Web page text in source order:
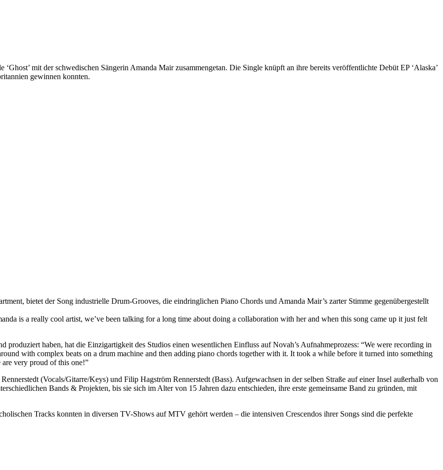
mit der schwedischen Sängerin Amanda Mair zusammengetan. Die Single knüpft an ihre bereits veröffentlichte Debüt EP ‘Alaska’
gewinnen konnten.
bietet der Song industrielle Drum-Grooves, die eindringlichen Piano Chords und Amanda Mair’s zarter Stimme gegenübergestellt
is a really cool artist, we’ve been talking for a long time about doing a collaboration with her and when this song came up it just felt
produziert haben, hat die Einzigartigkeit des Studios einen wesentlichen Einfluss auf Novah’s Aufnahmeprozess: “We were recording in
with complex beats on a drum machine and then adding piano chords together with it. It took a while before it turned into something
very proud of this one!”
(Vocals/Gitarre/Keys) und Filip Hagström Rennerstedt (Bass). Aufgewachsen in der selben Straße auf einer Insel außerhalb von
Bands & Projekten, bis sie sich im Alter von 15 Jahren dazu entschieden, ihre erste gemeinsame Band zu gründen, mit
Tracks konnten in diversen TV-Shows auf MTV gehört werden – die intensiven Crescendos ihrer Songs sind die perfekte